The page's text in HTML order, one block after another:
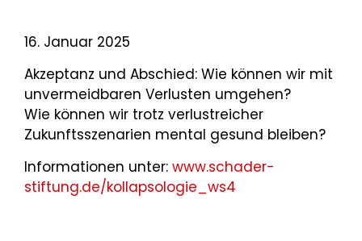
16. Januar 2025
Akzeptanz und Abschied: Wie können wir mit
unvermeidbaren Verlusten umgehen?
Wie können wir trotz verlustreicher
Zukunftsszenarien mental gesund bleiben?
Informationen unter: www.schader-
stiftung.de/kollapsologie_ws4